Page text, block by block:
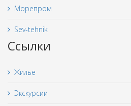
Морепром
Sev-tehnik
Ссылки
Жилье
Экскурсии